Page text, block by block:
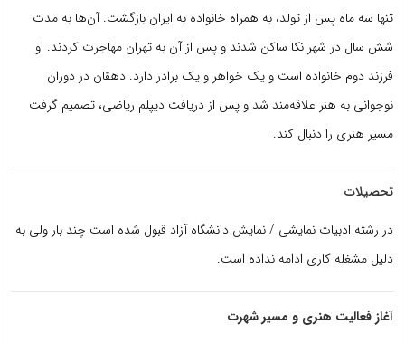
تنها سه ماه پس از تولد، به همراه خانواده به ایران بازگشت. آن‌ها به مدت
شش سال در شهر نکا ساکن شدند و پس از آن به تهران مهاجرت کردند. او
فرزند دوم خانواده است و یک خواهر و یک برادر دارد. دهقان در دوران
نوجوانی به هنر علاقه‌مند شد و پس از دریافت دیپلم ریاضی، تصمیم گرفت
مسیر هنری را دنبال کند.
تحصیلات
در رشته ادبیات نمایشی / نمایش دانشگاه آزاد قبول شده است چند بار ولی به
دلیل مشغله کاری ادامه نداده است.
آغاز فعالیت هنری و مسیر شهرت